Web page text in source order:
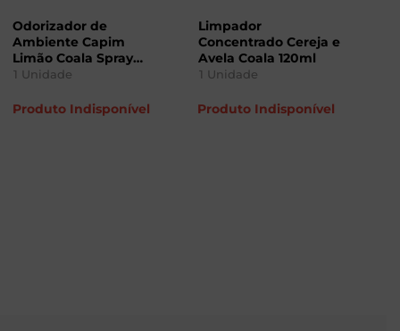
Produto Indisponível
Odorizador de
Ambiente Capim
Limão Coala Spray
120ml
1 Unidade
Produto Indisponível
Limpador
Concentrado Cereja e
Avela Coala 120ml
1 Unidade